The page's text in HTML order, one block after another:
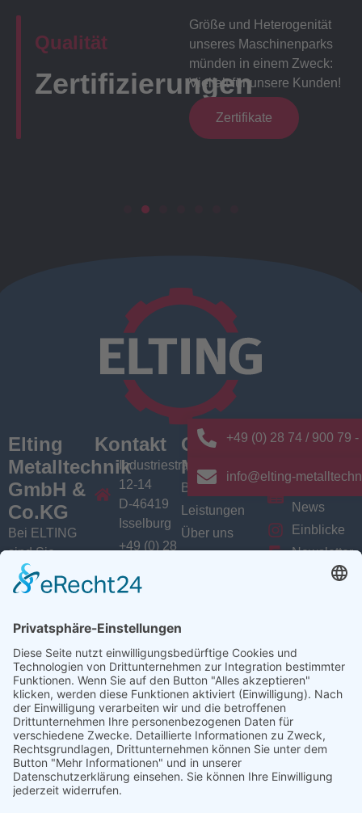
Qualität
Zertifizierungen
Größe und Heterogenität
unseres Maschinenparks
münden in einem Zweck:
Vielfalt für unsere Kunden!
Zertifikate
Elting
Metalltechnik
GmbH &
Co.KG
Bei ELTING
sind Sie
richtig, wenn
Sie Fachleute
Profilbearbeitung,
Abkanttechnik,
Schweißtechnik
oder
Baugruppenfertigung
suchen.
Ansprechpartner
Kontakt
Industriestrasse
12-14
D-46419
Isselburg
+49 (0) 28
79 - 0
metalltechnik.de
Quick
Menü
Branchen
Leistungen
Über uns
News/
Aktuelles
News
Einblicke
Newsletter
Linkedin
YouTube
+49 (0) 28 74 / 900 79 -
info@elting-